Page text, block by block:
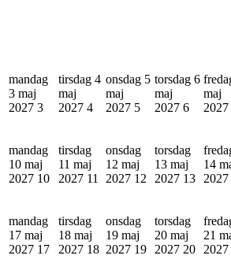
mandag
3 maj
2027 3
tirsdag 4
maj
2027 4
onsdag 5
maj
2027 5
torsdag 6
maj
2027 6
maj
2027
mandag
10 maj
2027 10
tirsdag
11 maj
2027 11
onsdag
12 maj
2027 12
torsdag
13 maj
2027 13
14
2027
mandag
17 maj
2027 17
tirsdag
18 maj
2027 18
onsdag
19 maj
2027 19
torsdag
20 maj
2027 20
21
2027